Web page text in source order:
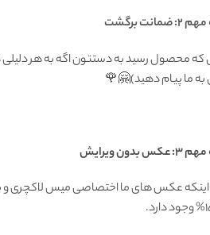
برگشت
به ما پیام دهید)🤗🌹
بدون ویرایش
اینکه عکس های ما اختصاصی میس لاکچری و